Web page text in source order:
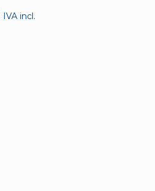
IVA incl.